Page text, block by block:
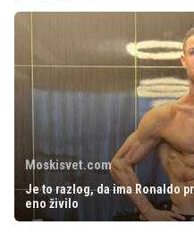
Moskisvet.com
Je to razlog, da ima Ronaldo
eno živilo